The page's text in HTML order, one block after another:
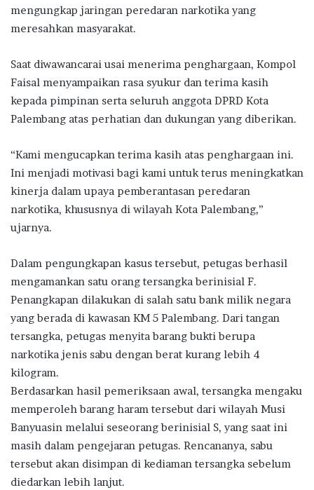
mengungkap jaringan peredaran narkotika yang
meresahkan masyarakat.
Saat diwawancarai usai menerima penghargaan, Kompol
Faisal menyampaikan rasa syukur dan terima kasih
kepada pimpinan serta seluruh anggota DPRD Kota
Palembang atas perhatian dan dukungan yang diberikan.
“Kami mengucapkan terima kasih atas penghargaan ini.
Ini menjadi motivasi bagi kami untuk terus meningkatkan
kinerja dalam upaya pemberantasan peredaran
narkotika, khususnya di wilayah Kota Palembang,”
ujarnya.
Dalam pengungkapan kasus tersebut, petugas berhasil
mengamankan satu orang tersangka berinisial F.
Penangkapan dilakukan di salah satu bank milik negara
yang berada di kawasan KM 5 Palembang. Dari tangan
tersangka, petugas menyita barang bukti berupa
narkotika jenis sabu dengan berat kurang lebih 4
kilogram.
Berdasarkan hasil pemeriksaan awal, tersangka mengaku
memperoleh barang haram tersebut dari wilayah Musi
Banyuasin melalui seseorang berinisial S, yang saat ini
masih dalam pengejaran petugas. Rencananya, sabu
tersebut akan disimpan di kediaman tersangka sebelum
diedarkan lebih lanjut.